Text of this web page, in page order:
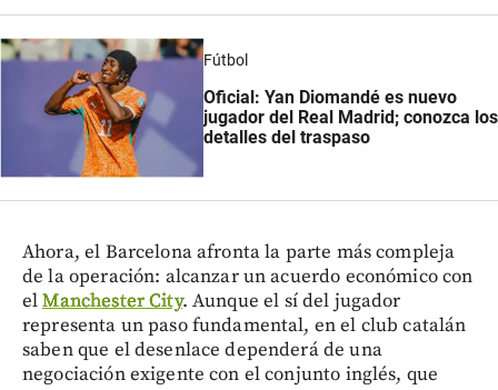
Fútbol
Oficial: Yan Diomandé es nuevo
jugador del Real Madrid; conozca los
detalles del traspaso
Ahora, el Barcelona afronta la parte más compleja
de la operación: alcanzar un acuerdo económico con
elManchester City. Aunque el sí del jugador
representa un paso fundamental, en el club catalán
saben que el desenlace dependerá de una
negociación exigente con el conjunto inglés, que